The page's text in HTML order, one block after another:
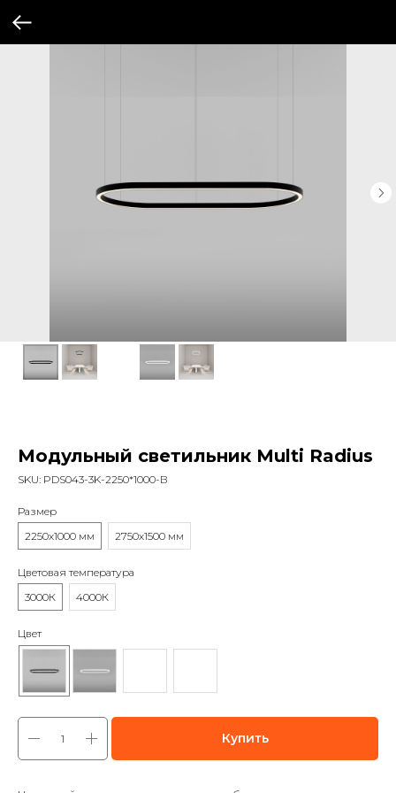
Модульный светильник Multi Radius
SKU: PDS043-3K-2250*1000-В
Размер
2250х1000 мм
2750х1500 мм
Цветовая температура
3000К
4000К
Цвет
Купить